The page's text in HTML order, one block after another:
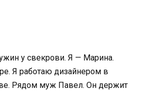
у свекрови. Я — Марина.
Я работаю дизайнером в
Рядом муж Павел. Он держит